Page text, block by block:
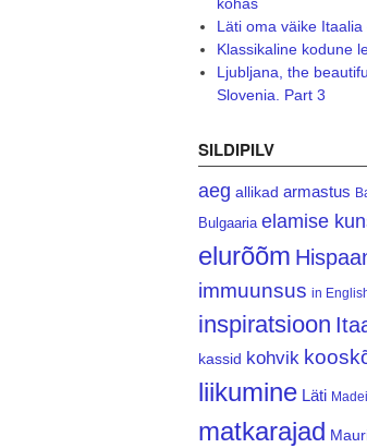
kohas
Läti oma väike
Klassikaline kodune
Ljubljana, the
Slovenia. Part 3
SILDIPILV
aeg allikad armastus
Bulgaaria elamise
elurõõm
immuunsus in
inspiratsioon
kassid kohvik
liikumine Läti
matkarajad